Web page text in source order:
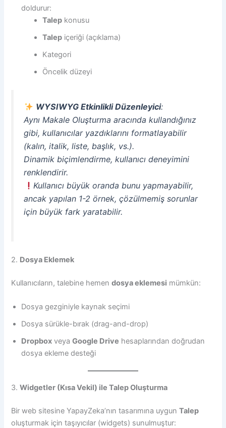
doldurur:
Talep konusu
Talep içeriği (açıklama)
Kategori
Öncelik düzeyi
WYSIWYG Etkinlikli Düzenleyici:
Aynı Makale Oluşturma aracında kullandığınız
gibi, kullanıcılar yazdıklarını formatlayabilir
(kalın, italik, liste, başlık, vs.).
Dinamik biçimlendirme, kullanıcı deneyimini
renklendirir.
Kullanıcı büyük oranda bunu yapmayabilir,
ancak yapılan 1-2 örnek, çözülmemiş sorunlar
için büyük fark yaratabilir.
2. Dosya Eklemek
Kullanıcıların, talebine hemendosya eklemesi mümkün:
Dosya gezginiyle kaynak seçimi
Dosya sürükle-bırak (drag-and-drop)
Dropbox veyaGoogle Drive hesaplarından doğrudan
dosya ekleme desteği
3.Widgetler (Kısa Vekil) ileTalepOluşturma
Bir web sitesine YapayZeka’nın tasarımına uygunTalep
oluşturmak için taşıyıcılar (widgets) sunulmuştur: